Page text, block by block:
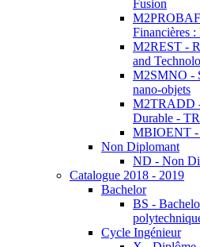
Fusion
Financières :
M2REST -
and
M2SMNO -
nano-objets
M2TRADD -
Durable -
MBIOENT -
Non Diplomant
ND - Non
Catalogue 2018 - 2019
Bachelor
BS -
Cycle Ingénieur